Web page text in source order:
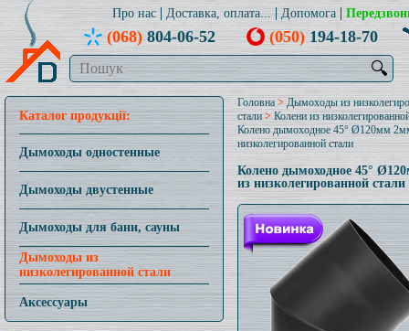
Про нас Доставка, оплата... Допомога
(068)804-06-52 (050)194-18-70
🔍
Каталог продукції:
Дымоходы одностенные
Дымоходы двустенные
Дымоходы для бани, сауны
Дымоходы из
низколегированной стали
Аксессуары
Головна > Дымоходы из
стали>Колени из
Колено дымоходное 45° Ø120мм
низколегированной стали
Колено дымоходное 45°
из низколегированной стали